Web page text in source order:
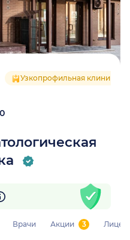
Узкопрофильная клиника
Врачи Акции 3